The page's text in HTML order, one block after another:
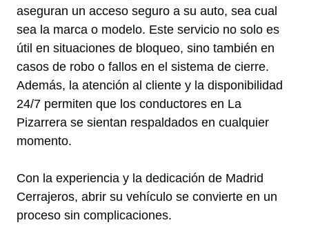
aseguran un acceso seguro a su auto, sea cual
sea la marca o modelo. Este servicio no solo es
útil en situaciones de bloqueo, sino también en
casos de robo o fallos en el sistema de cierre.
Además, la atención al cliente y la disponibilidad
24/7 permiten que los conductores en La
Pizarrera se sientan respaldados en cualquier
momento.
Con la experiencia y la dedicación de Madrid
Cerrajeros, abrir su vehículo se convierte en un
proceso sin complicaciones.